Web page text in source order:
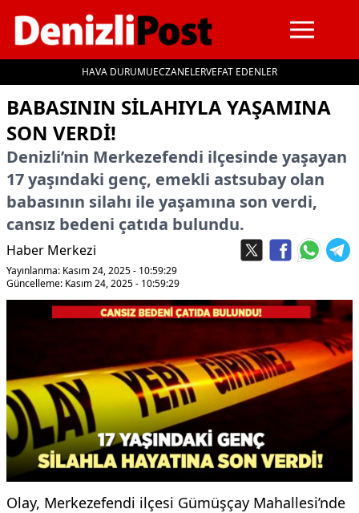
HAVA DURUMUECZANELERVEFAT EDENLER
BABASININ SILAHIYLA YAŞAMINA
SON VERDI!
Denizli’nin Merkezefendi ilçesinde yaşayan
17 yaşındaki genç, emekli astsubay olan
babasının silahı ile yaşamına son verdi,
cansız bedeni çatıda bulundu.
Haber Merkezi
Yayınlanma: Kasım 24, 2025 - 10:59:29
Güncelleme: Kasım 24, 2025 - 10:59:29
Olay, Merkezefendi ilçesi Gümüşçay Mahallesi’nde